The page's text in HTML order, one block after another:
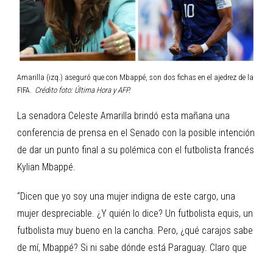
Amarilla (izq.) aseguró que con Mbappé, son dos fichas en el ajedrez de la
FIFA.
Crédito foto: Última Hora y AFP.
La senadora Celeste Amarilla brindó esta mañana una
conferencia de prensa en el Senado con la posible intención
de dar un punto final a su polémica con el futbolista francés
Kylian Mbappé.
“Dicen que yo soy una mujer indigna de este cargo, una
mujer despreciable. ¿Y quién lo dice? Un futbolista equis, un
futbolista muy bueno en la cancha. Pero, ¿qué carajos sabe
de mí, Mbappé? Si ni sabe dónde está Paraguay. Claro que